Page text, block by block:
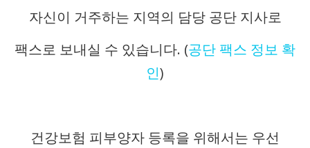
자신이 거주하는 지역의 담당 공단 지사로
팩스로 보내실 수 있습니다. (공단 팩스 정보 확
인)
건강보험 피부양자 등록을 위해서는 우선